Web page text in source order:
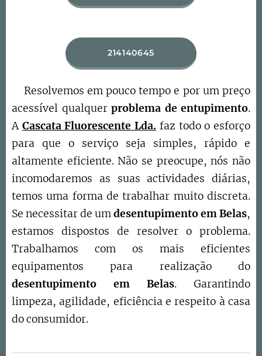
214140645
Resolvemos em pouco tempo e por um preço
acessível qualquer problema de entupimento.
A Cascata Fluorescente Lda. faz todo o esforço
para que o serviço seja simples, rápido e
altamente eficiente. Não se preocupe, nós não
incomodaremos as suas actividades diárias,
temos uma forma de trabalhar muito discreta.
Se necessitar de umdesentupimento em Belas,
estamos dispostos de resolver o problema.
Trabalhamos com os mais eficientes
equipamentos para realização do
desentupimento em Belas. Garantindo
limpeza, agilidade, eficiência e respeito à casa
do consumidor.